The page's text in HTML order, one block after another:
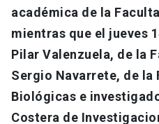
académica de la
mientras que el jueves
Pilar Valenzuela, de la
Sergio Navarrete, de la
Biológicas e
Costera de